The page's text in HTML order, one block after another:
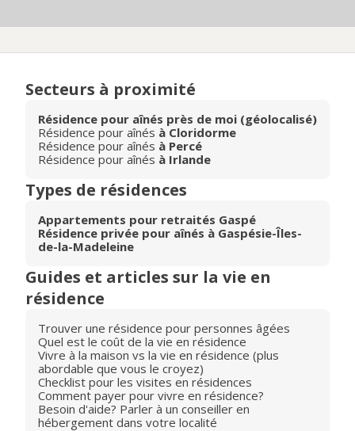
Secteurs à proximité
Résidence pour aînés près de moi (géolocalisé)
Résidence pour aînés à Cloridorme
Résidence pour aînés à Percé
Résidence pour aînés à Irlande
Types de résidences
Appartements pour retraités Gaspé
Résidence privée pour aînés à Gaspésie-Îles-
de-la-Madeleine
Guides et articles sur la vie en
résidence
Trouver une résidence pour personnes âgées
Quel est le coût de la vie en résidence
Vivre à la maison vs la vie en résidence (plus
abordable que vous le croyez)
Checklist pour les visites en résidences
Comment payer pour vivre en résidence?
Besoin d'aide? Parler à un conseiller en
hébergement dans votre localité